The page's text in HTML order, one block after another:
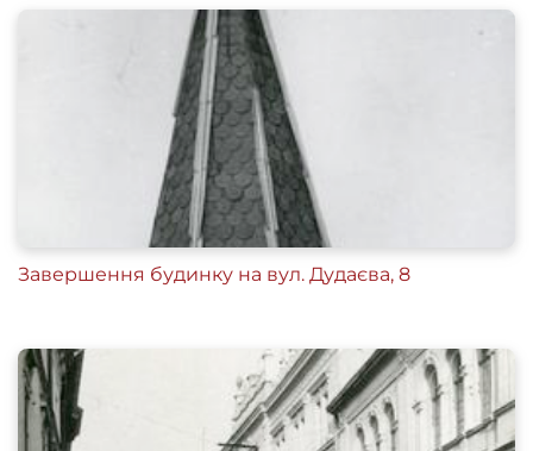
Завершення будинку на вул. Дудаєва, 8